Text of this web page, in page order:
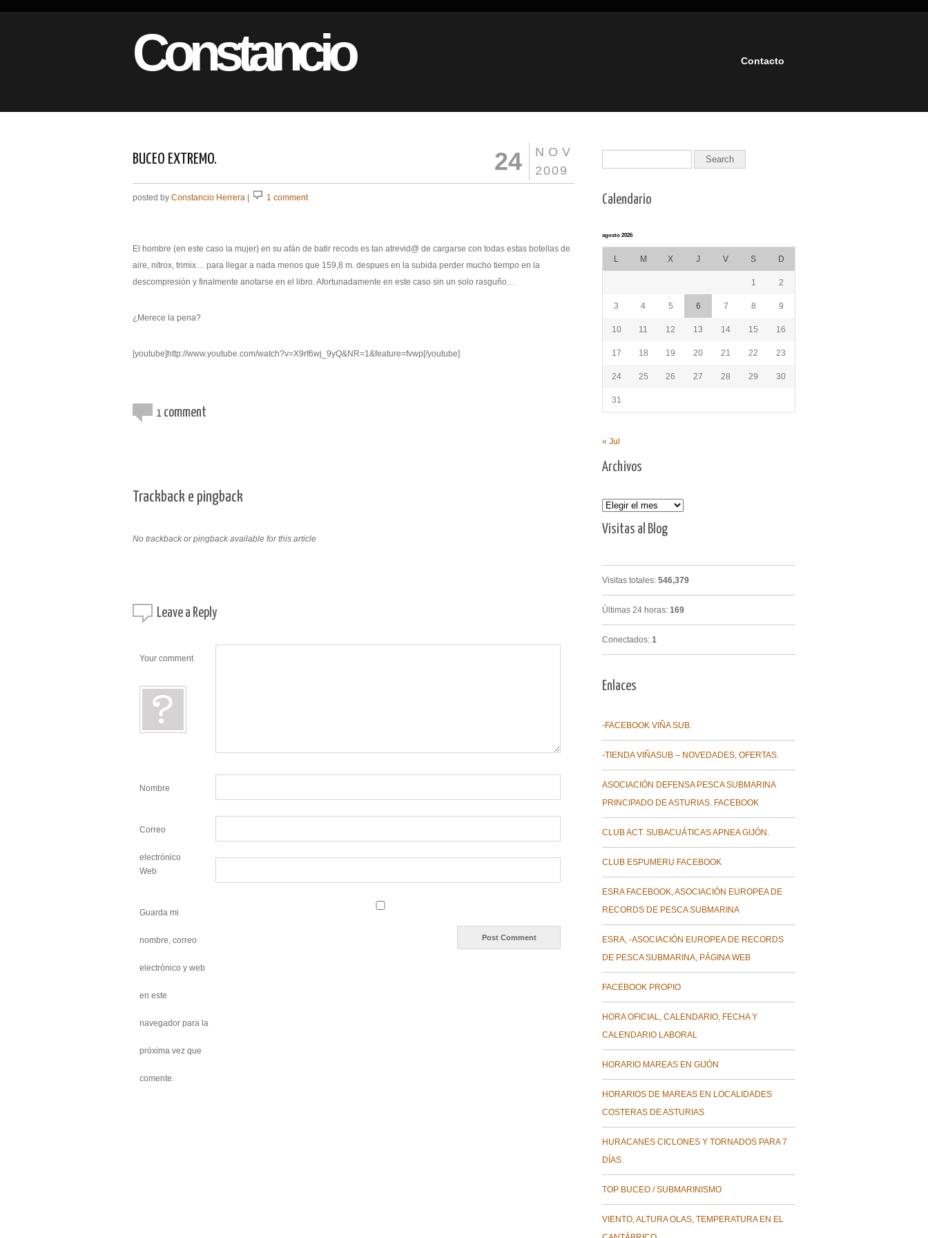
Constancio Contacto
BUCEO EXTREMO.
NOV
2009
24
posted by Constancio Herrera 1 comment
El hombre (en este caso la mujer) en su afán de batir recods es tan atrevid@ de cargarse con todas estas botellas de
aire, nitrox, trimix… para llegar a nada menos que 159,8 m. despues en la subida perder mucho tiempo en la
descompresión y finalmente anotarse en el libro. Afortunadamente en este caso sin un solo rasguño…
¿Merece la pena?
[youtube]http://www.youtube.com/watch?v=X9rf6wj_9yQ&NR=1&feature=fvwp[/youtube]
1 comment
Trackback e pingback
No trackback or pingback available for this article
Leave a Reply
Your comment
Nombre
Correo
electrónico
Web
Guarda mi
nombre, correo
electrónico y web
en este
navegador para la
próxima vez que
comente.
Calendario
agosto 2026
L M X J V S D
1 2
3 4 5 6 7 8 9
10 11 12 13 14 15 16
17 18 19 20 21 22 23
24 25 26 27 28 29 30
31
« Jul
Archivos
Archivos
Visitas al Blog
Visitas totales: 546,379
Últimas 24 horas: 169
Conectados: 1
Enlaces
-FACEBOOK VIÑA SUB.
-TIENDA VIÑASUB – NOVEDADES, OFERTAS.
ASOCIACIÓN DEFENSA PESCA SUBMARINA
PRINCIPADO DE ASTURIAS. FACEBOOK
CLUB ACT. SUBACUÁTICAS APNEA GIJÓN.
CLUB ESPUMERU FACEBOOK
ESRA FACEBOOK, ASOCIACIÓN EUROPEA DE
RECORDS DE PESCA SUBMARINA
ESRA, -ASOCIACIÓN EUROPEA DE RECORDS
DE PESCA SUBMARINA, PÁGINA WEB
FACEBOOK PROPIO
HORA OFICIAL, CALENDARIO, FECHA Y
CALENDARIO LABORAL
HORARIO MAREAS EN GIJÓN
HORARIOS DE MAREAS EN LOCALIDADES
COSTERAS DE ASTURIAS
HURACANES CICLONES Y TORNADOS PARA 7
DÍAS.
TOP BUCEO / SUBMARINISMO
VIENTO, ALTURA OLAS, TEMPERATURA EN EL